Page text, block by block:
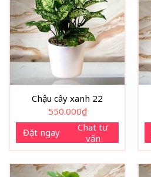
Chậu cây xanh 22
550.000₫
Đặt ngay
Chat tư
vấn